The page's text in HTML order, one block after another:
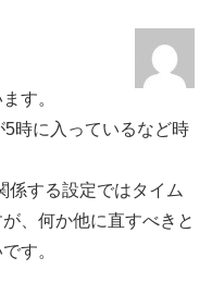
す。
時に入っているなど時
係する設定ではタイム
、何か他に直すべきと
す。